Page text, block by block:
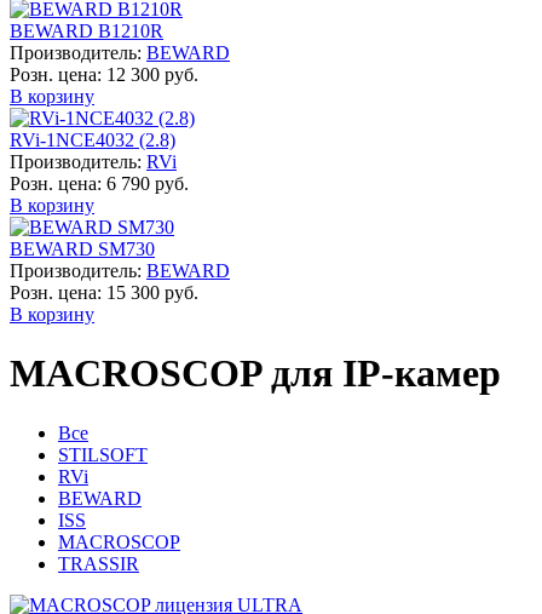
BEWARD B1210R
Производитель: BEWARD
Розн. цена: 12 300 руб.
В корзину
RVi-1NCE4032 (2.8)
Производитель: RVi
Розн. цена: 6 790 руб.
В корзину
BEWARD SM730
Производитель: BEWARD
Розн. цена: 15 300 руб.
В корзину
MACROSCOP для IP-камер
Все
STILSOFT
RVi
BEWARD
ISS
MACROSCOP
TRASSIR